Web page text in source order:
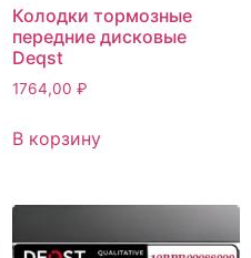
Колодки тормозные
передние дисковые
Deqst
1764,00 ₽
В корзину